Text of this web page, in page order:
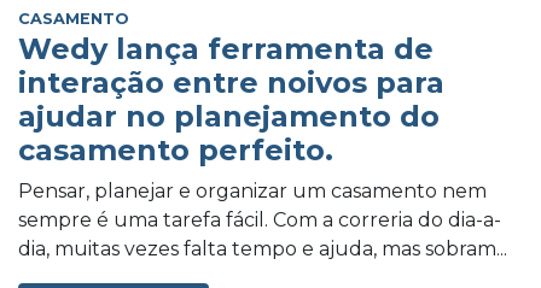
CASAMENTO
Wedy lança ferramenta de
interação entre noivos para
ajudar no planejamento do
casamento perfeito.
Pensar, planejar e organizar um casamento nem
sempre é uma tarefa fácil. Com a correria do dia-a-
dia, muitas vezes falta tempo e ajuda, mas sobram...